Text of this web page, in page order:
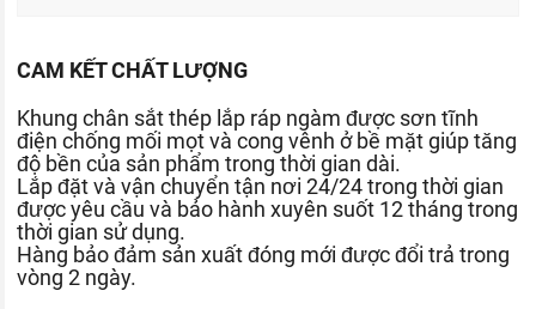
CAM KẾT CHẤT LƯỢNG
Khung chân sắt thép lắp ráp ngàm được sơn tĩnh
điện chống mối mọt và cong vênh ở bề mặt giúp tăng
độ bền của sản phẩm trong thời gian dài.
Lắp đặt và vận chuyển tận nơi 24/24 trong thời gian
được yêu cầu và bảo hành xuyên suốt 12 tháng trong
thời gian sử dụng.
Hàng bảo đảm sản xuất đóng mới được đổi trả trong
vòng 2 ngày.